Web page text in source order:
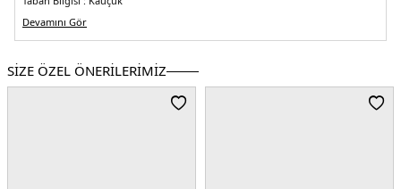
Üretim Yeri :Çin
5DY1X4C612XM829A083.07
Devamını Gör
SİZE ÖZEL ÖNERİLERİMİZ